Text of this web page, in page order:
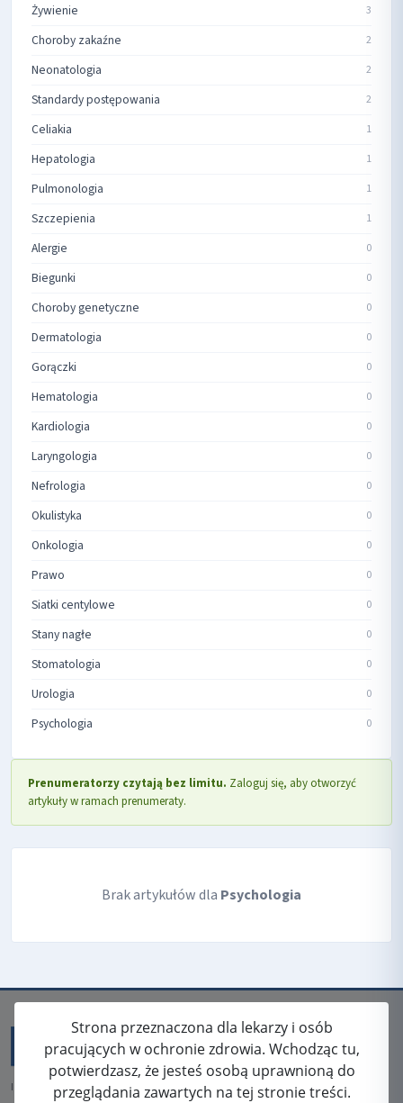
Żywienie 3
Choroby zakaźne 2
Neonatologia 2
Standardy postępowania 2
Celiakia 1
Hepatologia 1
Pulmonologia 1
Szczepienia 1
Alergie 0
Biegunki 0
Choroby genetyczne 0
Dermatologia 0
Gorączki 0
Hematologia 0
Kardiologia 0
Laryngologia 0
Nefrologia 0
Okulistyka 0
Onkologia 0
Prawo 0
Siatki centylowe 0
Stany nagłe 0
Stomatologia 0
Urologia 0
Psychologia 0
Prenumeratorzy czytają bez limitu. Zaloguj się, aby otworzyć
artykuły w ramach prenumeraty.
Brak artykułów dla Psychologia
Strona przeznaczona dla lekarzy i osób
pracujących w ochronie zdrowia. Wchodząc tu,
potwierdzasz, że jesteś osobą uprawnioną do
przeglądania zawartych na tej stronie treści.
ISSN: 2080-5438